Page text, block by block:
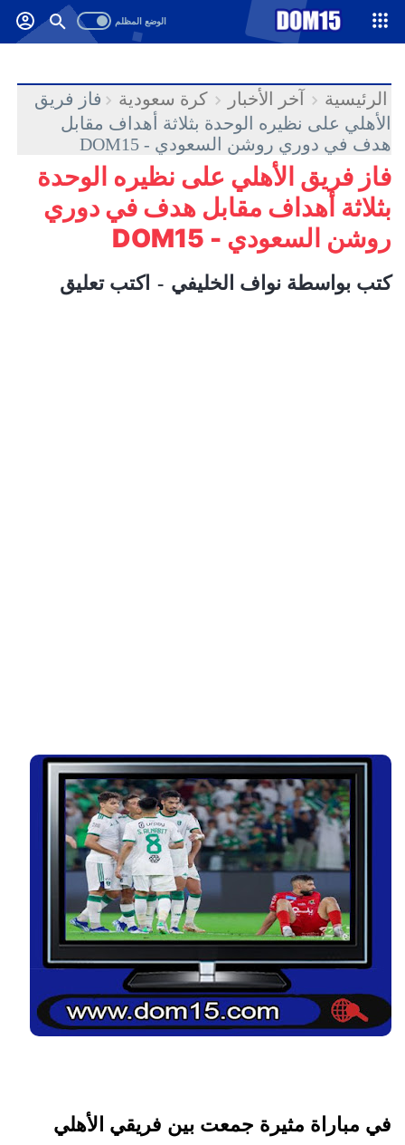
-->
الرئيسية آخر الأخبار كرة سعودية
فاز فريق
الأهلي على نظيره الوحدة بثلاثة أهداف مقابل
هدف في دوري روشن السعودي - DOM15
فاز فريق الأهلي على نظيره الوحدة
بثلاثة أهداف مقابل هدف في دوري
روشن السعودي - DOM15
كتب بواسطة نواف الخليفي اكتب تعليق
في مباراة مثيرة جمعت بين فريقي الأهلي